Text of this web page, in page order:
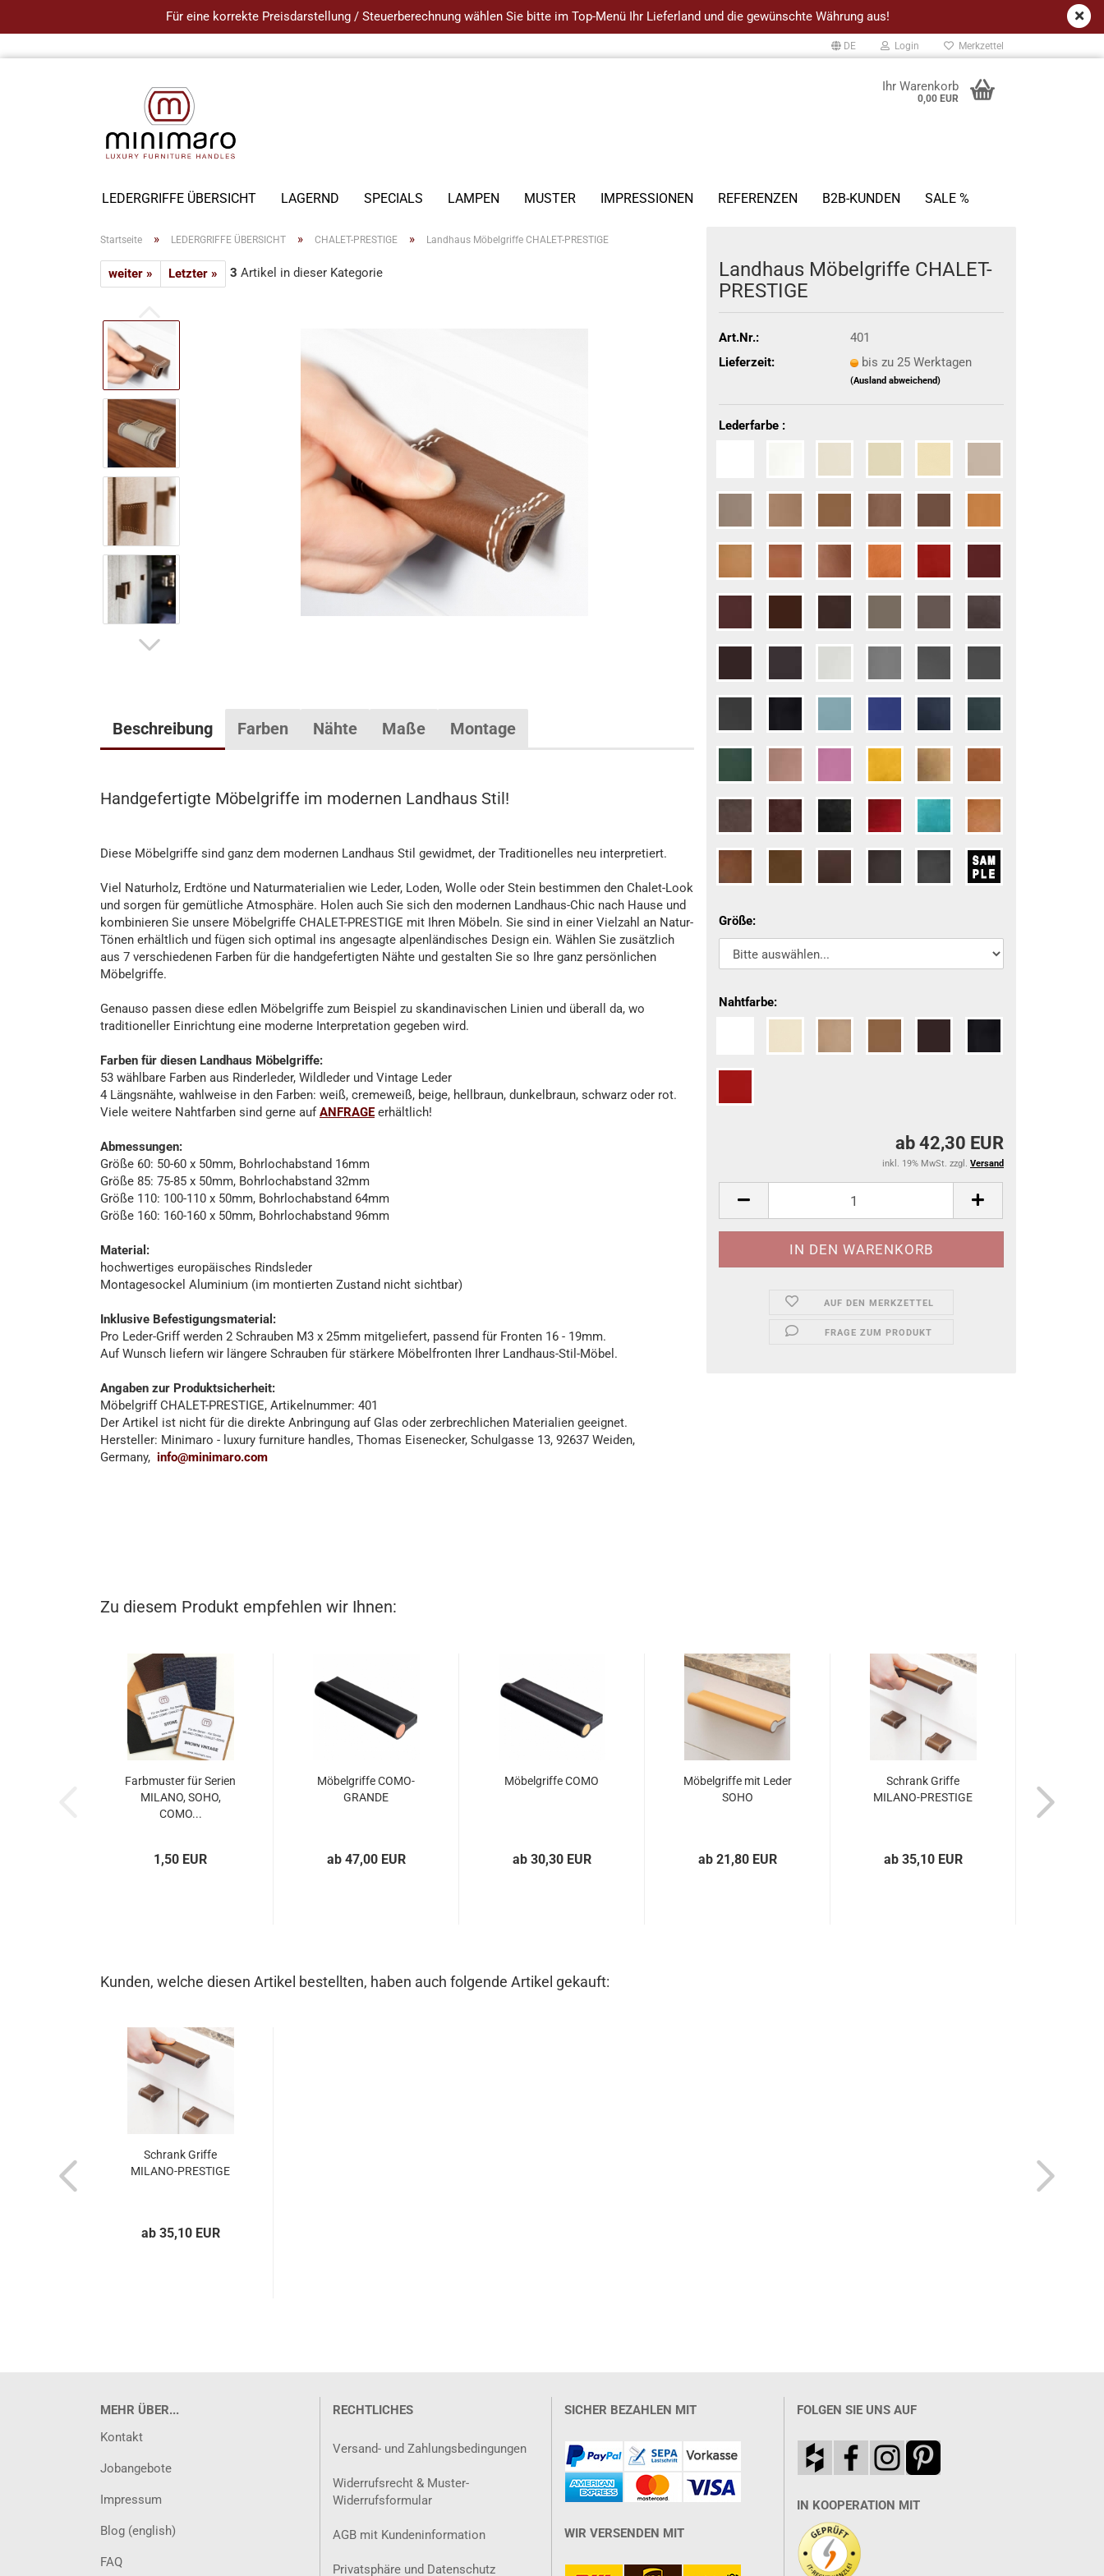
DE Login Merkzettel
Ihr Warenkorb
0,00 EUR
Für eine korrekte Preisdarstellung / Steuerberechnung wählen Sie bitte im Top-Menü Ihr Lieferland und die gewünschte Währung aus!
LEDERGRIFFE ÜBERSICHT LAGERND SPECIALS LAMPEN MUSTER IMPRESSIONEN REFERENZEN B2B-KUNDEN SALE %
Startseite » LEDERGRIFFE ÜBERSICHT » CHALET-PRESTIGE » Landhaus Möbelgriffe CHALET-PRESTIGE
weiter » Letzter » 3 Artikel in dieser Kategorie
Landhaus Möbelgriffe CHALET-
PRESTIGE
Art.Nr.:
401
Lieferzeit:
bis zu 25 Werktagen
(Ausland abweichend)
Lederfarbe :
Größe:
Nahtfarbe:
ab 42,30 EUR
inkl. 19% MwSt. zzgl. Versand
AUF DEN MERKZETTEL
FRAGE ZUM PRODUKT
Beschreibung Farben Nähte Maße Montage
Handgefertigte Möbelgriffe im modernen Landhaus Stil!
Diese Möbelgriffe sind ganz dem modernen Landhaus Stil gewidmet, der Traditionelles neu interpretiert.
Viel Naturholz, Erdtöne und Naturmaterialien wie Leder, Loden, Wolle oder Stein bestimmen den Chalet-Look
und sorgen für gemütliche Atmosphäre. Holen auch Sie sich den modernen Landhaus-Chic nach Hause und
kombinieren Sie unsere Möbelgriffe CHALET-PRESTIGE mit Ihren Möbeln. Sie sind in einer Vielzahl an Natur-
Tönen erhältlich und fügen sich optimal ins angesagte alpenländisches Design ein. Wählen Sie zusätzlich
aus 7 verschiedenen Farben für die handgefertigten Nähte und gestalten Sie so Ihre ganz persönlichen
Möbelgriffe.
Genauso passen diese edlen Möbelgriffe zum Beispiel zu skandinavischen Linien und überall da, wo
traditioneller Einrichtung eine moderne Interpretation gegeben wird.
Farben für diesen Landhaus Möbelgriffe:
53 wählbare Farben aus Rinderleder, Wildleder und Vintage Leder
4 Längsnähte, wahlweise in den Farben: weiß, cremeweiß, beige, hellbraun, dunkelbraun, schwarz oder rot.
Viele weitere Nahtfarben sind gerne aufANFRAGEerhältlich!
Abmessungen:
Größe 60: 50-60 x 50mm, Bohrlochabstand 16mm
Größe 85: 75-85 x 50mm, Bohrlochabstand 32mm
Größe 110: 100-110 x 50mm, Bohrlochabstand 64mm
Größe 160: 160-160 x 50mm, Bohrlochabstand 96mm
Material:
hochwertiges europäisches Rindsleder
Montagesockel Aluminium (im montierten Zustand nicht sichtbar)
Inklusive Befestigungsmaterial:
Pro Leder-Griff werden 2 Schrauben M3 x 25mm mitgeliefert, passend für Fronten 16 - 19mm.
Auf Wunsch liefern wir längere Schrauben für stärkere Möbelfronten Ihrer Landhaus-Stil-Möbel.
Angaben zur Produktsicherheit:
Möbelgriff CHALET-PRESTIGE, Artikelnummer: 401
Der Artikel ist nicht für die direkte Anbringung auf Glas oder zerbrechlichen Materialien geeignet.
Hersteller: Minimaro - luxury furniture handles, Thomas Eisenecker, Schulgasse 13, 92637 Weiden,
Germany, info@minimaro.com
Zu diesem Produkt empfehlen wir Ihnen:
Farbmuster für Serien
MILANO, SOHO,
COMO...
1,50 EUR
Möbelgriffe COMO-
GRANDE
ab 47,00 EUR
Möbelgriffe COMO
ab 30,30 EUR
Möbelgriffe mit Leder
SOHO
ab 21,80 EUR
Schrank Griffe
MILANO-PRESTIGE
ab 35,10 EUR
Kunden, welche diesen Artikel bestellten, haben auch folgende Artikel gekauft:
Schrank Griffe
MILANO-PRESTIGE
ab 35,10 EUR
MEHR ÜBER...
Kontakt
Jobangebote
Impressum
Blog (english)
FAQ
RECHTLICHES
Versand- und Zahlungsbedingungen
Widerrufsrecht & Muster-
Widerrufsformular
AGB mit Kundeninformation
Privatsphäre und Datenschutz
SICHER BEZAHLEN MIT
WIR VERSENDEN MIT
FOLGEN SIE UNS AUF
IN KOOPERATION MIT